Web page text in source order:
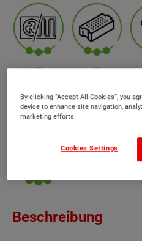
Beschreibung
By clicking “Accept All Cookies”, you
device to enhance site navigation,
marketing efforts.
Cookies Settings